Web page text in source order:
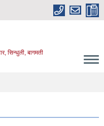
सिन्धुली, बागमती